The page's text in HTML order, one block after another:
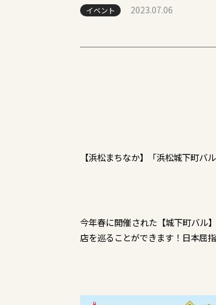
イベント 2023.07.06
【浜松まちなか】「浜松城下町
今年春に開催された【城下町バル
店を巡ることができます！日本屈